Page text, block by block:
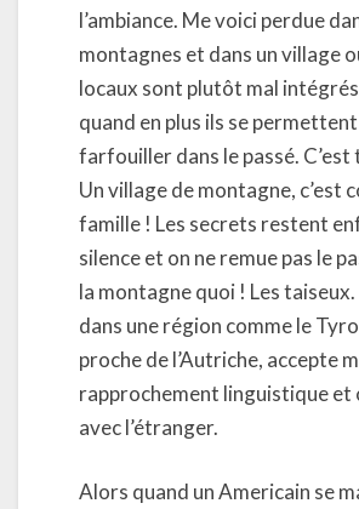
l’ambiance. Me voici perdue
montagnes et dans un village
locaux sont plutôt mal
quand en plus ils se
farfouiller dans le passé. C’est
Un village de montagne, c’est
famille ! Les secrets restent
silence et on ne remue pas le
la montagne quoi ! Les taiseux.
dans une région comme le
proche de l’Autriche, accepte
rapprochement linguistique et
avec l’étranger.
Alors quand un Americain se